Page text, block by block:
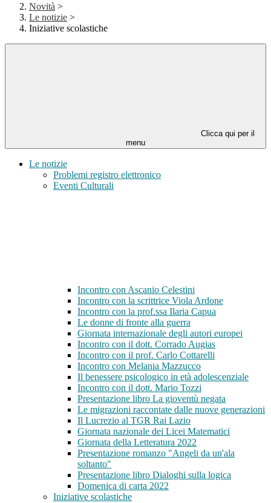
Novità >
Le notizie >
Iniziative scolastiche
Clicca qui per il
menu
Le notizie
Problemi registro elettronico
Eventi Culturali
Incontro con Ascanio Celestini
Incontro con la scrittrice Viola Ardone
Incontro con la prof.ssa Ilaria Capua
Le donne di fronte alla guerra
Giornata internazionale degli autori europei
Incontro con il dott. Corrado Augias
Incontro con il prof. Carlo Cottarelli
Incontro con Melania Mazzucco
Il benessere psicologico in età adolescenziale
Incontro con il dott. Mario Tozzi
Presentazione libro La gioventù negata
Le migrazioni raccontate dalle nuove generazioni
Il Lucrezio al TGR Rai Lazio
Giornata nazionale dei Licei Matematici
Giornata della Letteratura 2022
Presentazione romanzo "Angeli da un'ala
soltanto"
Presentazione libro Dialoghi sulla logica
Domenica di carta 2022
Iniziative scolastiche